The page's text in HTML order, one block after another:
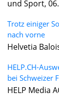
und Sport,
Trotz einiger
nach vorne
Helvetia
HELP.CH-
bei Schweizer
HELP Media